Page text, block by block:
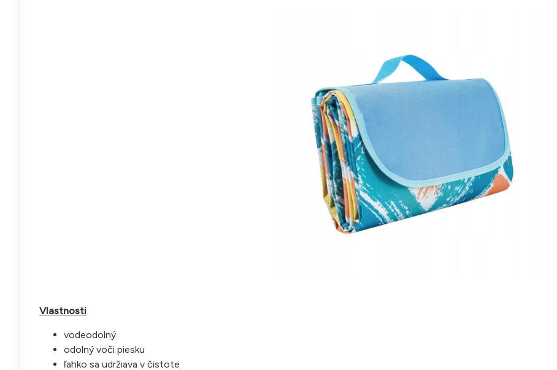
Vlastnosti
vodeodolný
odolný voči piesku
ľahko sa udržiava v čistote